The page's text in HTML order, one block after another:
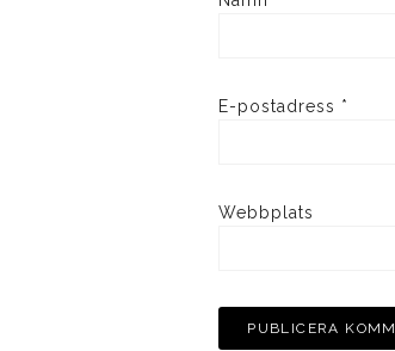
E-postadress *
Webbplats